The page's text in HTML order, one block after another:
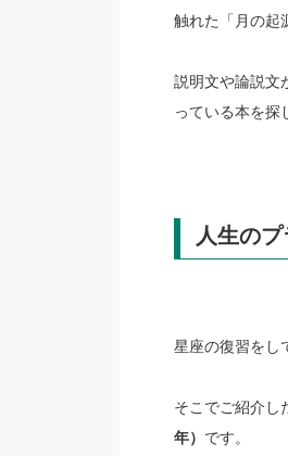
触れた「月の起
説明文や論説文
っている本を探
人生の
星座の復習をし
そこでご紹介し
年） です。